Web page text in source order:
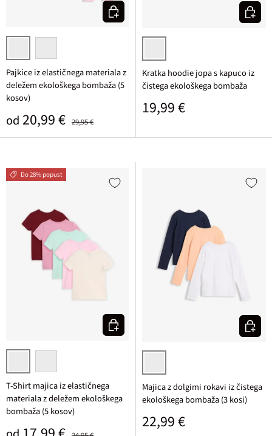
rozasta/temno modra/svetlo metina/slezasta/rubinasta
črna
Pajkice iz elastičnega materiala z
deležem ekološkega bombaža (5
kosov)
Prodajna cena
od 20,99 € 29,95 €
Izberi varianto
bisernata
Kratka hoodie jopa s kapuco iz
čistega ekološkega bombaža
Običajna cena
19,99 €
Izberi
Do 28% popust
rozasta + bisernata + svetlo metina + slezasta + rubinasta
bela + črna
T-Shirt majica iz elastičnega
materiala z deležem ekološkega
bombaža (5 kosov)
Izberi varianto
temno modra + breskova + bela
Majica z dolgimi rokavi iz čistega
ekološkega bombaža (3 kosi)
Običajna cena
22,99 €
Izberi